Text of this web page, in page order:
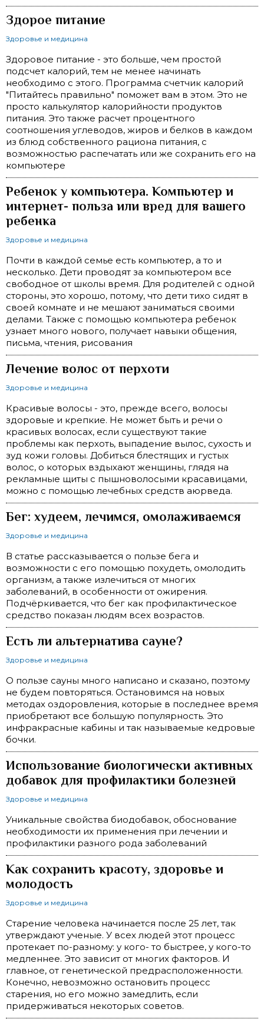
Здорое питание
Здоровье и медицина
Здоровое питание - это больше, чем простой
подсчет калорий, тем не менее начинать
необходимо с этого. Программа счетчик калорий
"Питайтесь правильно" поможет вам в этом. Это не
просто калькулятор калорийности продуктов
питания. Это также расчет процентного
соотношения углеводов, жиров и белков в каждом
из блюд собственного рациона питания, с
возможностью распечатать или же сохранить его на
компьютере
Ребенок у компьютера. Компьютер и
интернет- польза или вред для вашего
ребенка
Здоровье и медицина
Почти в каждой семье есть компьютер, а то и
несколько. Дети проводят за компьютером все
свободное от школы время. Для родителей с одной
стороны, это хорошо, потому, что дети тихо сидят в
своей комнате и не мешают заниматься своими
делами. Также с помощью компьютера ребенок
узнает много нового, получает навыки общения,
письма, чтения, рисования
Лечение волос от перхоти
Здоровье и медицина
Красивые волосы - это, прежде всего, волосы
здоровые и крепкие. Не может быть и речи о
красивых волосах, если существуют такие
проблемы как перхоть, выпадение вылос, сухость и
зуд кожи головы. Добиться блестящих и густых
волос, о которых вздыхают женщины, глядя на
рекламные щиты с пышноволосыми красавицами,
можно с помощью лечебных средств аюрведа.
Бег: худеем, лечимся, омолаживаемся
Здоровье и медицина
В статье рассказывается о пользе бега и
возможности с его помощью похудеть, омолодить
организм, а также излечиться от многих
заболеваний, в особенности от ожирения.
Подчёркивается, что бег как профилактическое
средство показан людям всех возрастов.
Есть ли альтернатива сауне?
Здоровье и медицина
О пользе сауны много написано и сказано, поэтому
не будем повторяться. Остановимся на новых
методах оздоровления, которые в последнее время
приобретают все большую популярность. Это
инфракрасные кабины и так называемые кедровые
бочки.
Использование биологически активных
добавок для профилактики болезней
Здоровье и медицина
Уникальные свойства биодобавок, обоснование
необходимости их применения при лечении и
профилактики разного рода заболеваний
Как сохранить красоту, здоровье и
молодость
Здоровье и медицина
Старение человека начинается после 25 лет, так
утверждают ученые. У всех людей этот процесс
протекает по-разному: у кого- то быстрее, у кого-то
медленнее. Это зависит от многих факторов. И
главное, от генетической предрасположенности.
Конечно, невозможно остановить процесс
старения, но его можно замедлить, если
придерживаться некоторых советов.